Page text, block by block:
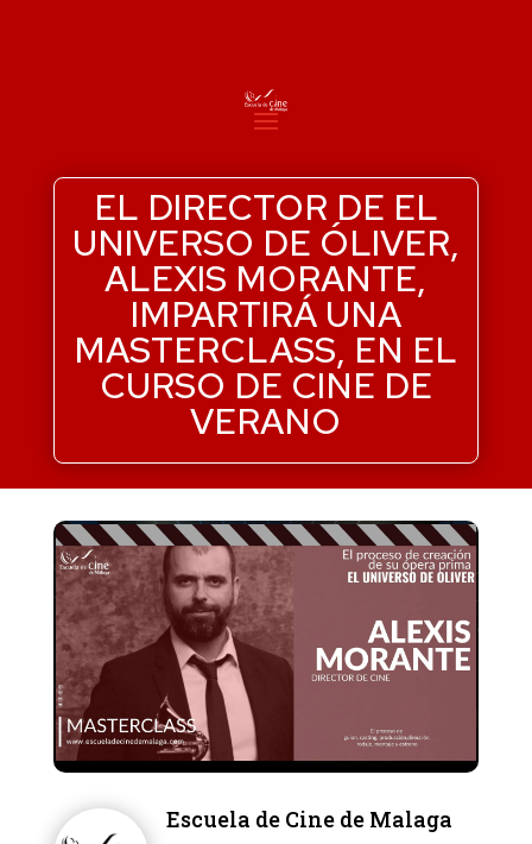
EL DIRECTOR DE EL
UNIVERSO DE ÓLIVER,
ALEXIS MORANTE,
IMPARTIRÁ UNA
MASTERCLASS, EN EL
CURSO DE CINE DE
VERANO
Escuela de Cine de Malaga